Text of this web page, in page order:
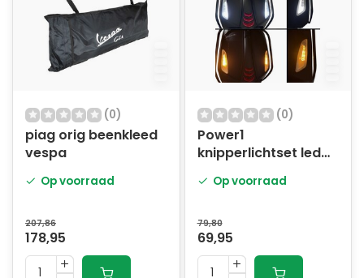
(0)
piag orig beenkleed
vespa
Op voorraad
207,86
178,95
(0)
Power1
knipperlichtset led
Op voorraad
79,80
69,95